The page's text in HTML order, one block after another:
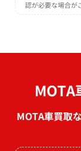
認が必要な場合が
MOTA車買取